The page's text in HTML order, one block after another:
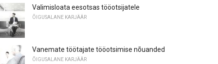
Valimisloata eesotsas tööotsijatele
ÕIGUSALANE KARJÄÄR
Vanemate töötajate tööotsimise nõuanded
ÕIGUSALANE KARJÄÄR